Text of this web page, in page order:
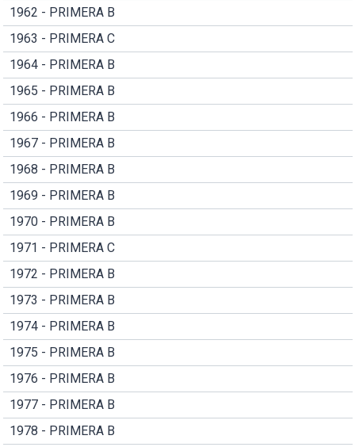
1962 - PRIMERA B
1963 - PRIMERA C
1964 - PRIMERA B
1965 - PRIMERA B
1966 - PRIMERA B
1967 - PRIMERA B
1968 - PRIMERA B
1969 - PRIMERA B
1970 - PRIMERA B
1971 - PRIMERA C
1972 - PRIMERA B
1973 - PRIMERA B
1974 - PRIMERA B
1975 - PRIMERA B
1976 - PRIMERA B
1977 - PRIMERA B
1978 - PRIMERA B